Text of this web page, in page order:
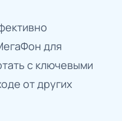
для
с ключевыми
от других